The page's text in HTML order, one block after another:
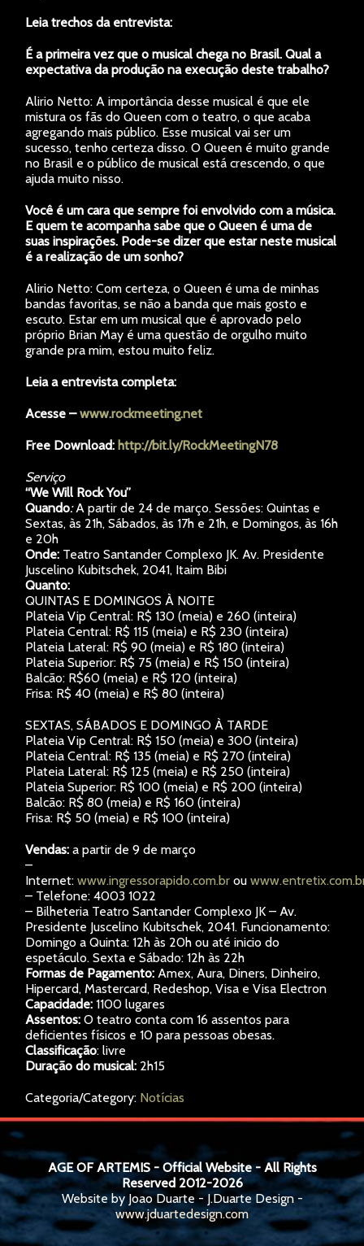
Leia trechos da entrevista:
É a primeira vez que o musical chega no Brasil. Qual a
expectativa da produção na execução deste trabalho?
Alirio Netto: A importância desse musical é que ele
mistura os fãs do Queen com o teatro, o que acaba
agregando mais público. Esse musical vai ser um
sucesso, tenho certeza disso. O Queen é muito grande
no Brasil e o público de musical está crescendo, o que
ajuda muito nisso.
Você é um cara que sempre foi envolvido com a música.
E quem te acompanha sabe que o Queen é uma de
suas inspirações. Pode-se dizer que estar neste musical
é a realização de um sonho?
Alirio Netto: Com certeza, o Queen é uma de minhas
bandas favoritas, se não a banda que mais gosto e
escuto. Estar em um musical que é aprovado pelo
próprio Brian May é uma questão de orgulho muito
grande pra mim, estou muito feliz.
Leia a entrevista completa:
Acesse –www.rockmeeting.net
Free Download: http://bit.ly/RockMeetingN78
Serviço
“We Will Rock You”
Quando:A partir de 24 de março. Sessões: Quintas e
Sextas, às 21h, Sábados, às 17h e 21h, e Domingos, às 16h
e 20h
Onde: Teatro Santander Complexo JK. Av. Presidente
Juscelino Kubitschek, 2041, Itaim Bibi
Quanto:
QUINTAS E DOMINGOS À NOITE
Plateia Vip Central: R$ 130 (meia) e 260 (inteira)
Plateia Central: R$ 115 (meia) e R$ 230 (inteira)
Plateia Lateral: R$ 90 (meia) e R$ 180 (inteira)
Plateia Superior: R$ 75 (meia) e R$ 150 (inteira)
Balcão: R$60 (meia) e R$ 120 (inteira)
Frisa: R$ 40 (meia) e R$ 80 (inteira)
SEXTAS, SÁBADOS E DOMINGO À TARDE
Plateia Vip Central: R$ 150 (meia) e 300 (inteira)
Plateia Central: R$ 135 (meia) e R$ 270 (inteira)
Plateia Lateral: R$ 125 (meia) e R$ 250 (inteira)
Plateia Superior: R$ 100 (meia) e R$ 200 (inteira)
Balcão: R$ 80 (meia) e R$ 160 (inteira)
Frisa: R$ 50 (meia) e R$ 100 (inteira)
Vendas:a partir de 9 de março
–
Internet:www.ingressorapido.com.br ou
– Telefone: 4003 1022
– Bilheteria Teatro Santander Complexo JK – Av.
Presidente Juscelino Kubitschek, 2041. Funcionamento:
Domingo a Quinta: 12h às 20h ou até inicio do
espetáculo. Sexta e Sábado: 12h às 22h
Formas de Pagamento: Amex, Aura, Diners, Dinheiro,
Hipercard, Mastercard, Redeshop, Visa e Visa Electron
Capacidade: 1100 lugares
Assentos: O teatro conta com 16 assentos para
deficientes físicos e 10 para pessoas obesas.
Classificação: livre
Duração do musical: 2h15
Categoria/Category: Notícias
AGE OF ARTEMIS - Official Website - All Rights
Reserved 2012-2026
Website by Joao Duarte - J.Duarte Design -
www.jduartedesign.com